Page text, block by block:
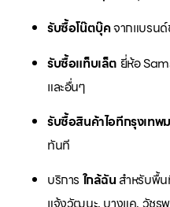
รับซื้อโน๊ตบุ๊คจากแบรนด์
รับซื้อแท็บเล็ต ยี่ห้อ
และอื่นๆ
รับซื้อสินค้าไอทีกรุงเทพ
ทันที
บริการ ใกล้ฉัน สำหรับพื้น